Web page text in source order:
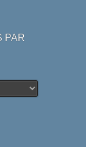
PAR